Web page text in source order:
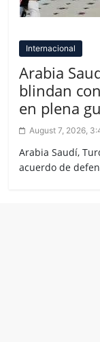
Internacional
Arabia
blindan
en plena
August 7, 2026,
Arabia Saudí,
acuerdo de